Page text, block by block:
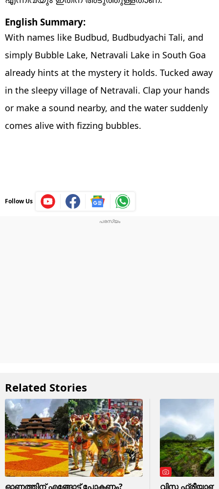
English Summary:
With names like Budbud, Budbudyachi Tali, and
simply Bubble Lake, Netravali Lake in South Goa
already hints at the mystery it holds. Tucked away
in the sleepy village of Netravali. Clap your hands
or make a sound nearby, and the water suddenly
comes alive with fizzing bubbles.
Follow Us
Related Stories
ഓണത്തിന് എങ്ങോട്ട് പോകണം? വിസ